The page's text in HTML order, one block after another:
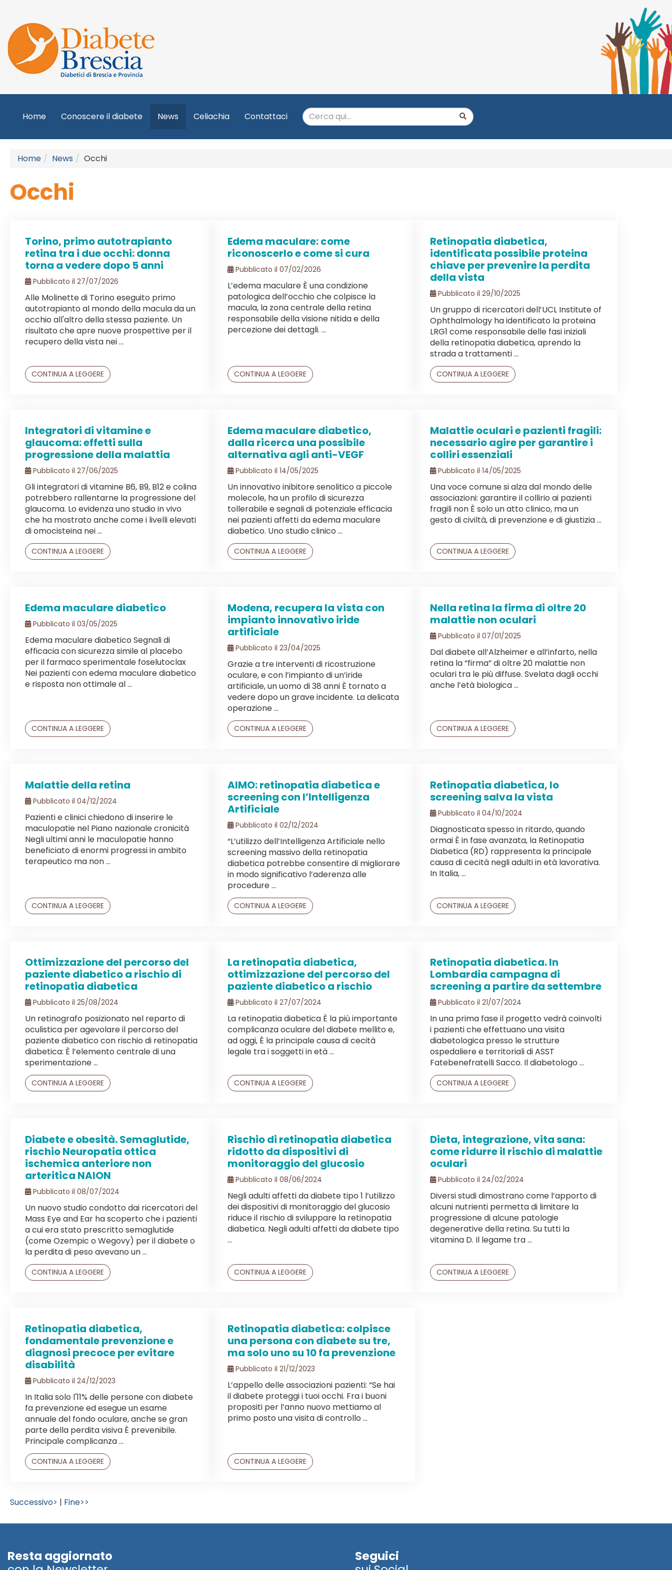
Home Conoscere il diabete News Celiachia Contattaci
Home News Occhi
Occhi
Torino, primo autotrapianto
retina tra i due occhi: donna
torna a vedere dopo 5 anni
Pubblicato il 27/07/2026
Alle Molinette di Torino eseguito primo
autotrapianto al mondo della macula da un
occhio all'altro della stessa paziente. Un
risultato che apre nuove prospettive per il
recupero della vista nei ...
CONTINUA A LEGGERE
Edema maculare: come
riconoscerlo e come si cura
Pubblicato il 07/02/2026
L’edema maculare È una condizione
patologica dell’occhio che colpisce la
macula, la zona centrale della retina
responsabile della visione nitida e della
percezione dei dettagli. ...
CONTINUA A LEGGERE
Retinopatia diabetica,
identificata possibile proteina
chiave per prevenire la perdita
della vista
Pubblicato il 29/10/2025
Un gruppo di ricercatori dell’UCL Institute of
Ophthalmology ha identificato la proteina
LRG1 come responsabile delle fasi iniziali
della retinopatia diabetica, aprendo la
strada a trattamenti ...
CONTINUA A LEGGERE
Integratori di vitamine e
glaucoma: effetti sulla
progressione della malattia
Pubblicato il 27/06/2025
Gli integratori di vitamine B6, B9, B12 e colina
potrebbero rallentarne la progressione del
glaucoma. Lo evidenza uno studio in vivo
che ha mostrato anche come i livelli elevati
di omocisteina nei ...
CONTINUA A LEGGERE
Edema maculare diabetico,
dalla ricerca una possibile
alternativa agli anti-VEGF
Pubblicato il 14/05/2025
Un innovativo inibitore senolitico a piccole
molecole, ha un profilo di sicurezza
tollerabile e segnali di potenziale efficacia
nei pazienti affetti da edema maculare
diabetico. Uno studio clinico ...
CONTINUA A LEGGERE
Malattie oculari e pazienti fragili:
necessario agire per garantire i
colliri essenziali
Pubblicato il 14/05/2025
Una voce comune si alza dal mondo delle
associazioni: garantire il collirio ai pazienti
fragili non È solo un atto clinico, ma un
gesto di civiltà, di prevenzione e di giustizia ...
CONTINUA A LEGGERE
Edema maculare diabetico
Pubblicato il 03/05/2025
Edema maculare diabetico Segnali di
efficacia con sicurezza simile al placebo
per il farmaco sperimentale foselutoclax
Nei pazienti con edema maculare diabetico
e risposta non ottimale al ...
CONTINUA A LEGGERE
Modena, recupera la vista con
impianto innovativo iride
artificiale
Pubblicato il 23/04/2025
Grazie a tre interventi di ricostruzione
oculare, e con l’impianto di un’iride
artificiale, un uomo di 38 anni È tornato a
vedere dopo un grave incidente. La delicata
operazione ...
CONTINUA A LEGGERE
Nella retina la firma di oltre 20
malattie non oculari
Pubblicato il 07/01/2025
Dal diabete all’Alzheimer e all’infarto, nella
retina la “firma” di oltre 20 malattie non
oculari tra le più diffuse. Svelata dagli occhi
anche l’età biologica ...
CONTINUA A LEGGERE
Malattie della retina
Pubblicato il 04/12/2024
Pazienti e clinici chiedono di inserire le
maculopatie nel Piano nazionale cronicità
Negli ultimi anni le maculopatie hanno
beneficiato di enormi progressi in ambito
terapeutico ma non ...
CONTINUA A LEGGERE
AIMO: retinopatia diabetica e
screening con l’Intelligenza
Artificiale
Pubblicato il 02/12/2024
“L’utilizzo dell’Intelligenza Artificiale nello
screening massivo della retinopatia
diabetica potrebbe consentire di migliorare
in modo significativo l’aderenza alle
procedure ...
CONTINUA A LEGGERE
Retinopatia diabetica, lo
screening salva la vista
Pubblicato il 04/10/2024
Diagnosticata spesso in ritardo, quando
ormai È in fase avanzata, la Retinopatia
Diabetica (RD) rappresenta la principale
causa di cecità negli adulti in età lavorativa.
In Italia, ...
CONTINUA A LEGGERE
Ottimizzazione del percorso del
paziente diabetico a rischio di
retinopatia diabetica
Pubblicato il 25/08/2024
Un retinografo posizionato nel reparto di
oculistica per agevolare il percorso del
paziente diabetico con rischio di retinopatia
diabetica: È l’elemento centrale di una
sperimentazione ...
CONTINUA A LEGGERE
La retinopatia diabetica,
ottimizzazione del percorso del
paziente diabetico a rischio
Pubblicato il 27/07/2024
La retinopatia diabetica È la più importante
complicanza oculare del diabete mellito e,
ad oggi, È la principale causa di cecità
legale tra i soggetti in età ...
CONTINUA A LEGGERE
Retinopatia diabetica. In
Lombardia campagna di
screening a partire da settembre
Pubblicato il 21/07/2024
In una prima fase il progetto vedrà coinvolti
i pazienti che effettuano una visita
diabetologica presso le strutture
ospedaliere e territoriali di ASST
Fatebenefratelli Sacco. Il diabetologo ...
CONTINUA A LEGGERE
Diabete e obesità. Semaglutide,
rischio Neuropatia ottica
ischemica anteriore non
arteritica NAION
Pubblicato il 08/07/2024
Un nuovo studio condotto dai ricercatori del
Mass Eye and Ear ha scoperto che i pazienti
a cui era stato prescritto semaglutide
(come Ozempic o Wegovy) per il diabete o
la perdita di peso avevano un ...
CONTINUA A LEGGERE
Rischio di retinopatia diabetica
ridotto da dispositivi di
monitoraggio del glucosio
Pubblicato il 08/06/2024
Negli adulti affetti da diabete tipo 1 l’utilizzo
dei dispositivi di monitoraggio del glucosio
riduce il rischio di sviluppare la retinopatia
diabetica. Negli adulti affetti da diabete tipo
...
CONTINUA A LEGGERE
Dieta, integrazione, vita sana:
come ridurre il rischio di malattie
oculari
Pubblicato il 24/02/2024
Diversi studi dimostrano come l’apporto di
alcuni nutrienti permetta di limitare la
progressione di alcune patologie
degenerative della retina. Su tutti la
vitamina D. Il legame tra ...
CONTINUA A LEGGERE
Retinopatia diabetica,
fondamentale prevenzione e
diagnosi precoce per evitare
disabilità
Pubblicato il 24/12/2023
In Italia solo l'11% delle persone con diabete
fa prevenzione ed esegue un esame
annuale del fondo oculare, anche se gran
parte della perdita visiva È prevenibile.
Principale complicanza ...
CONTINUA A LEGGERE
Retinopatia diabetica: colpisce
una persona con diabete su tre,
ma solo uno su 10 fa prevenzione
Pubblicato il 21/12/2023
L’appello delle associazioni pazienti: “Se hai
il diabete proteggi i tuoi occhi. Fra i buoni
propositi per l’anno nuovo mettiamo al
primo posto una visita di controllo ...
CONTINUA A LEGGERE
Successivo> | Fine>>
Resta aggiornato
Seguici